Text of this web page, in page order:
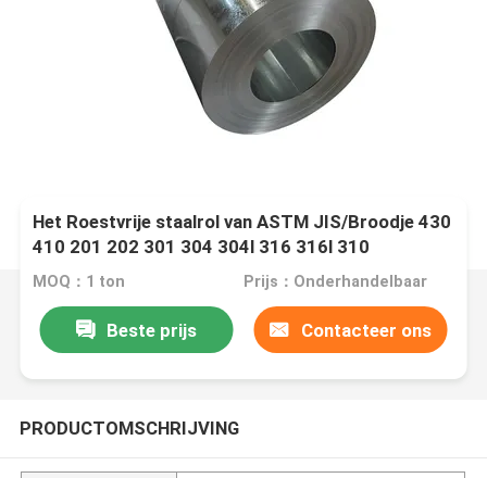
Het Roestvrije staalrol van ASTM JIS/Broodje 430
410 201 202 301 304 304l 316 316l 310
MOQ：1 ton Prijs：Onderhandelbaar
Beste prijs Contacteer ons
PRODUCTOMSCHRIJVING